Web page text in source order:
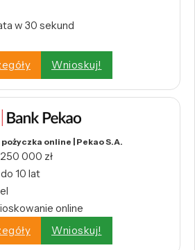
w 30 sekund
Wnioskuj!
online | Pekao S.A.
000 zł
10 lat
online
Wnioskuj!